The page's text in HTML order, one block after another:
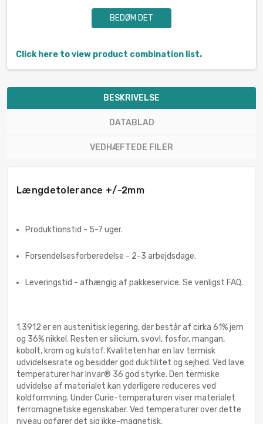
BEDØM DET
Click here to view product combination list.
BESKRIVELSE
DATABLAD
VEDHÆFTEDE FILER
Længdetolerance +/-2mm
Produktionstid - 5-7 uger.
Forsendelsesforberedelse - 2-3 arbejdsdage.
Leveringstid - afhængig af pakkeservice. Se venligst FAQ.
1.3912 er en austenitisk legering, der består af cirka 61% jern
og 36% nikkel. Resten er silicium, svovl, fosfor, mangan,
kobolt, krom og kulstof. Kvaliteten har en lav termisk
udvidelsesrate og besidder god duktilitet og sejhed. Ved lave
temperaturer har Invar® 36 god styrke. Den termiske
udvidelse af materialet kan yderligere reduceres ved
koldformning. Under Curie-temperaturen viser materialet
ferromagnetiske egenskaber. Ved temperaturer over dette
niveau opfører det sig ikke-magnetisk.